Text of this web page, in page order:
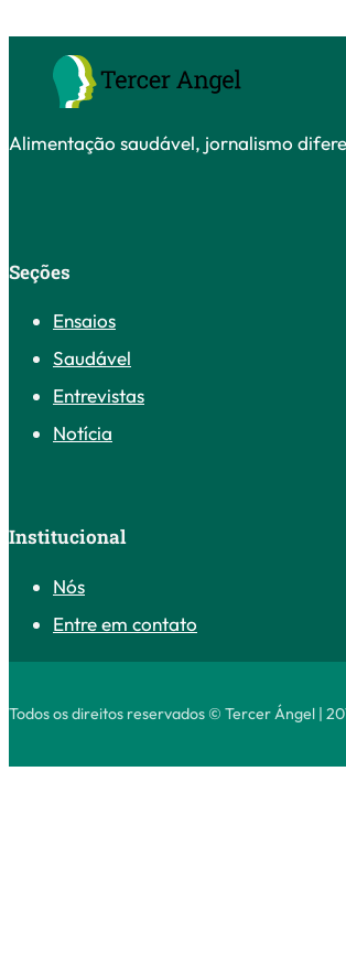
Alimentação saudável, jornalismo
Seções
Ensaios
Saudável
Entrevistas
Notícia
Institucional
Nós
Entre em contato
Todos os direitos reservados © Tercer Ángel |